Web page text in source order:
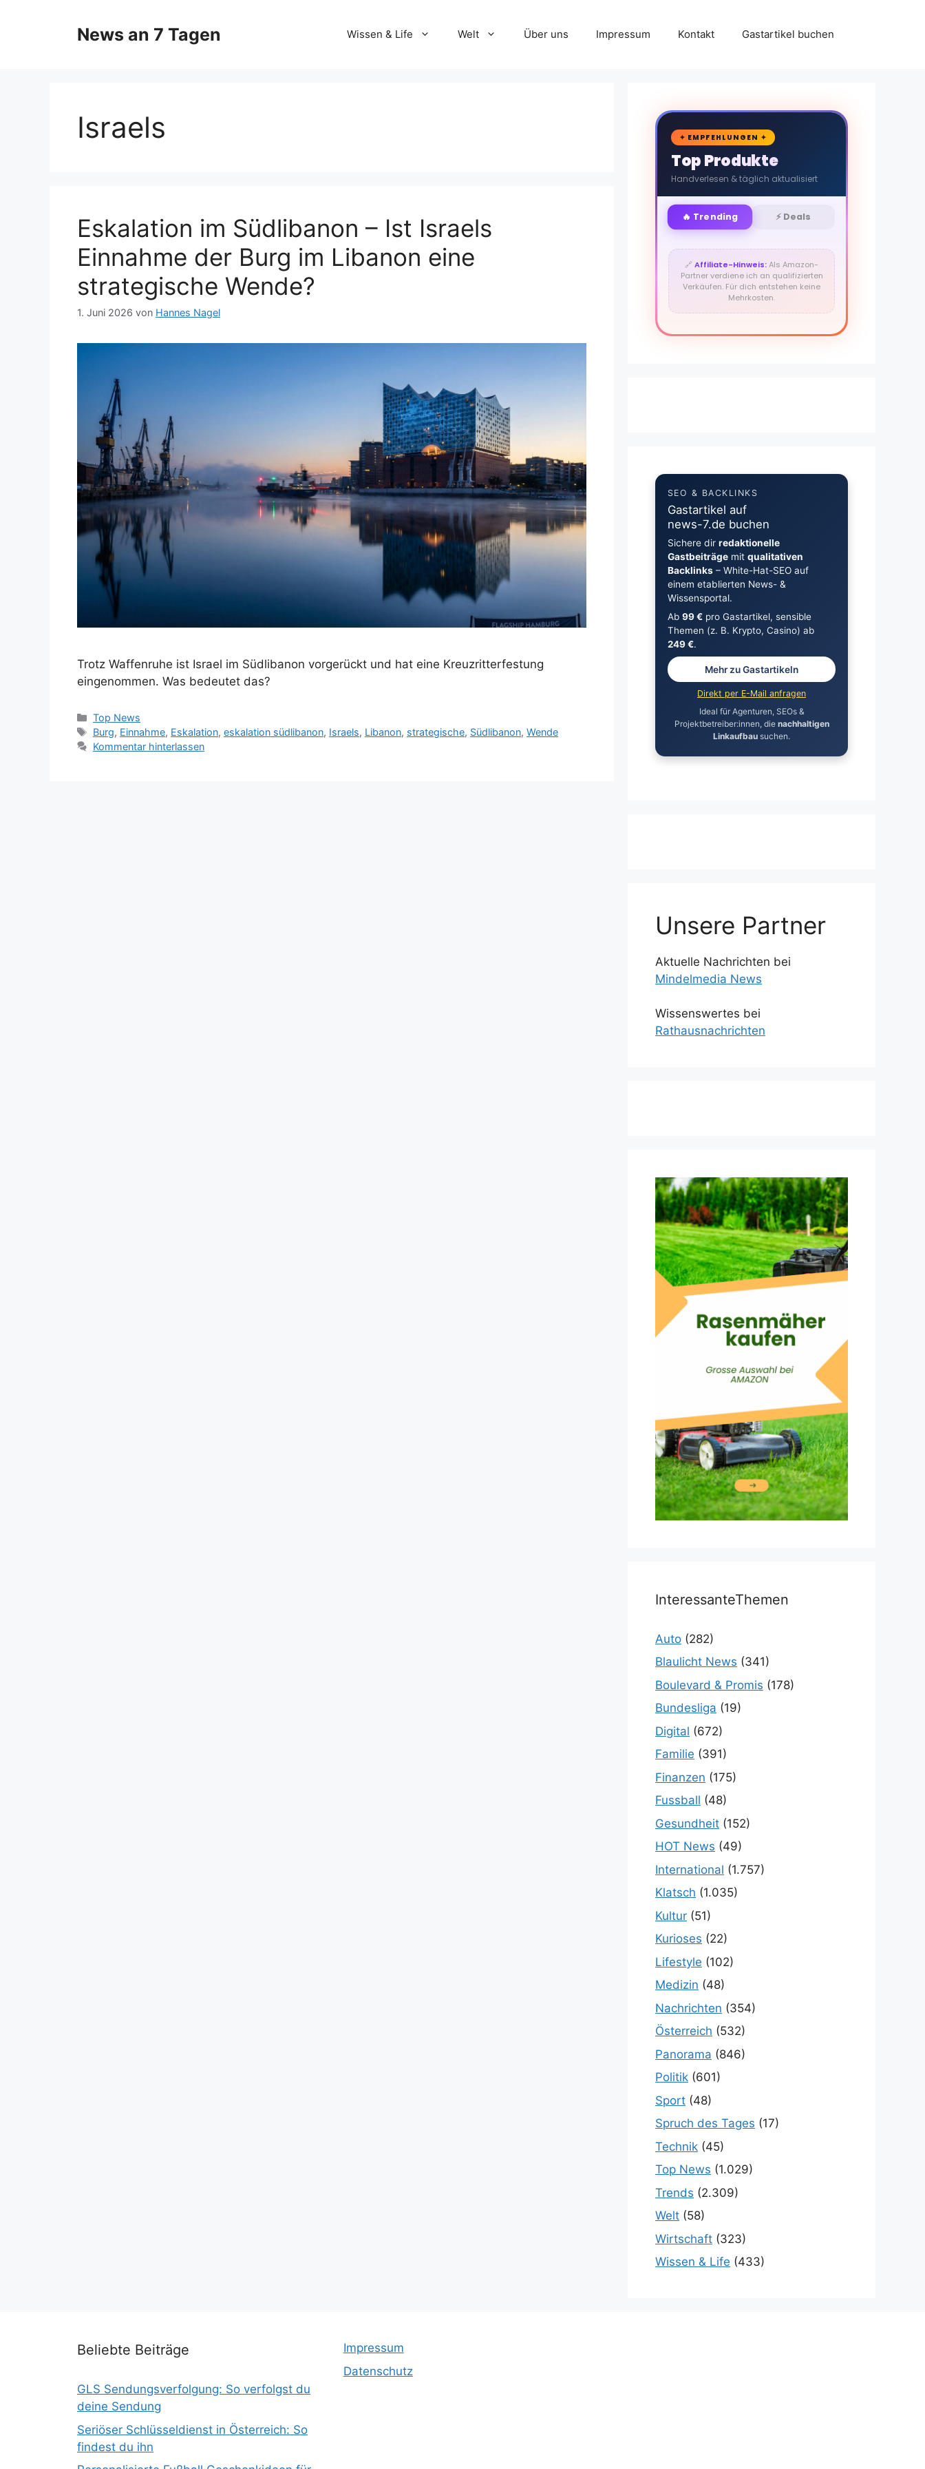
News an 7 Tagen Wissen & Life Welt Über uns Impressum Kontakt Gastartikel buchen
Israels
Eskalation im Südlibanon – Ist Israels
Einnahme der Burg im Libanon eine
strategische Wende?
1. Juni 2026 von Hannes Nagel
Trotz Waffenruhe ist Israel im Südlibanon vorgerückt und hat eine Kreuzritterfestung
eingenommen. Was bedeutet das?
Kategorien
Top News
Schlagwörter
Burg, Einnahme, Eskalation,eskalation südlibanon, Israels, Libanon, strategische, Südlibanon,Wende
Kommentar hinterlassen
🛒
✦ EMPFEHLUNGEN ✦
Top Produkte
Handverlesen & täglich aktualisiert
🔥 Trending ⚡ Deals
🔗Affiliate-Hinweis:Als Amazon-
Partner verdiene ich an qualifizierten
Verkäufen. Für dich entstehen keine
Mehrkosten.
SEO & BACKLINKS
Gastartikel auf
news-7.de buchen
Sichere dir redaktionelle
Gastbeiträgemit qualitativen
Backlinks– White-Hat-SEO auf
einem etablierten News- &
Wissensportal.
Ab 99 €pro Gastartikel, sensible
Themen (z. B. Krypto, Casino) ab
249 €.
Mehr zu Gastartikeln
Direkt per E-Mail anfragen
Ideal für Agenturen, SEOs &
Projektbetreiber:innen, die nachhaltigen
Linkaufbau suchen.
Unsere Partner
Aktuelle Nachrichten bei
Mindelmedia News
Wissenswertes bei
Rathausnachrichten
InteressanteThemen
Auto (282)
Blaulicht News (341)
Boulevard & Promis (178)
Bundesliga (19)
Digital (672)
Familie (391)
Finanzen (175)
Fussball (48)
Gesundheit (152)
HOT News (49)
International (1.757)
Klatsch (1.035)
Kultur (51)
Kurioses (22)
Lifestyle (102)
Medizin (48)
Nachrichten (354)
Österreich (532)
Panorama (846)
Politik (601)
Sport (48)
Spruch des Tages (17)
Technik (45)
Top News (1.029)
Trends (2.309)
Welt (58)
Wirtschaft (323)
Wissen & Life (433)
Beliebte Beiträge
GLS Sendungsverfolgung: So verfolgst du
deine Sendung
Seriöser Schlüsseldienst in Österreich: So
findest du ihn
Impressum
Datenschutz